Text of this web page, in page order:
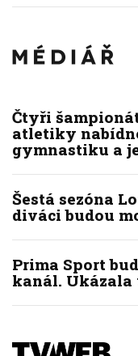
Čtyři
atletiky
gymnastiku a
Šestá sezóna
diváci budou
Prima Sport
kanál.